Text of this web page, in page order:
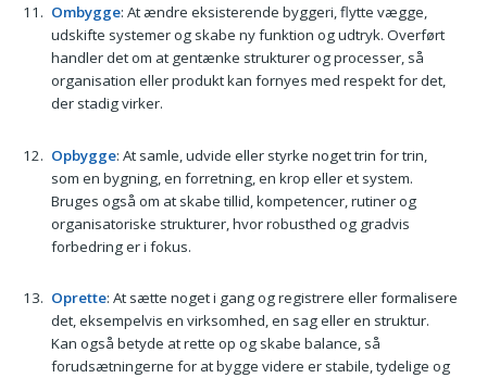
Ombygge: At ændre eksisterende byggeri, flytte vægge,
udskifte systemer og skabe ny funktion og udtryk. Overført
handler det om at gentænke strukturer og processer, så
organisation eller produkt kan fornyes med respekt for det,
der stadig virker.
Opbygge: At samle, udvide eller styrke noget trin for trin,
som en bygning, en forretning, en krop eller et system.
Bruges også om at skabe tillid, kompetencer, rutiner og
organisatoriske strukturer, hvor robusthed og gradvis
forbedring er i fokus.
Oprette: At sætte noget i gang og registrere eller formalisere
det, eksempelvis en virksomhed, en sag eller en struktur.
Kan også betyde at rette op og skabe balance, så
forudsætningerne for at bygge videre er stabile, tydelige og